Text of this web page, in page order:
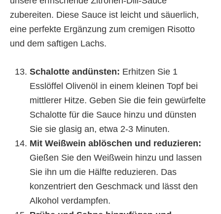
zubereiten. Diese Sauce ist leicht und säuerlich,
eine perfekte Ergänzung zum cremigen Risotto
und dem saftigen Lachs.
Schalotte andünsten: Erhitzen Sie 1
Esslöffel Olivenöl in einem kleinen Topf bei
mittlerer Hitze. Geben Sie die fein gewürfelte
Schalotte für die Sauce hinzu und dünsten
Sie sie glasig an, etwa 2-3 Minuten.
Mit Weißwein ablöschen und reduzieren:
Gießen Sie den Weißwein hinzu und lassen
Sie ihn um die Hälfte reduzieren. Das
konzentriert den Geschmack und lässt den
Alkohol verdampfen.